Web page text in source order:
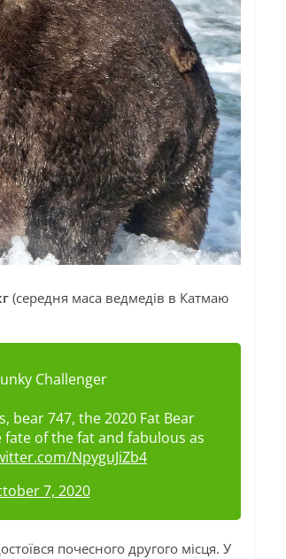
(середня маса ведмедів в Катмаю
Challenger
bear 747, the 2020 Fat Bear
of the fat and fabulous as
NpyguJiZb4
7, 2020
почесного другого місця. У